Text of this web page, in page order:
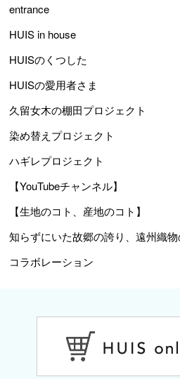
entrance
HUIS in house
HUISのくつした
HUISの愛用者さま
久留女木の棚田プロジェクト
染め替えプロジェクト
ハギレプロジェクト
【YouTubeチャンネル】
【生地のコト、産地のコト】
知らずにいた故郷の誇り、遠州織
コラボレーション